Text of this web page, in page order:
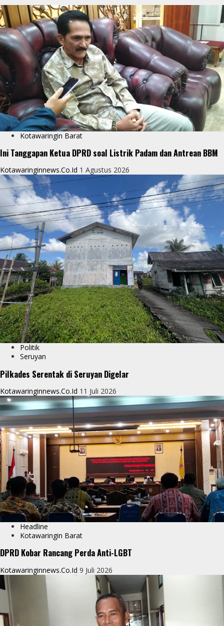
Kotawaringin Barat
Ini Tanggapan Ketua DPRD soal Listrik Padam dan Antrean BBM
Kotawaringinnews.co.id 1 Agustus 2026
Politik
Seruyan
Pilkades Serentak di Seruyan Digelar
Kotawaringinnews.co.id 11 Juli 2026
Headline
Kotawaringin Barat
DPRD Kobar Rancang Perda Anti-LGBT
Kotawaringinnews.co.id 9 Juli 2026